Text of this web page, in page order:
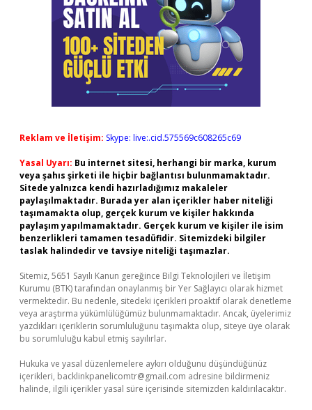
Reklam ve İletişim: Skype: live:.cid.575569c608265c69
Yasal Uyarı: Bu internet sitesi, herhangi bir marka, kurum
veya şahıs şirketi ile hiçbir bağlantısı bulunmamaktadır.
Sitede yalnızca kendi hazırladığımız makaleler
paylaşılmaktadır. Burada yer alan içerikler haber niteliği
taşımamakta olup, gerçek kurum ve kişiler hakkında
paylaşım yapılmamaktadır. Gerçek kurum ve kişiler ile isim
benzerlikleri tamamen tesadüfidir. Sitemizdeki bilgiler
taslak halindedir ve tavsiye niteliği taşımazlar.
Sitemiz, 5651 Sayılı Kanun gereğince Bilgi Teknolojileri ve İletişim
Kurumu (BTK) tarafından onaylanmış bir Yer Sağlayıcı olarak hizmet
vermektedir. Bu nedenle, sitedeki içerikleri proaktif olarak denetleme
veya araştırma yükümlülüğümüz bulunmamaktadır. Ancak, üyelerimiz
yazdıkları içeriklerin sorumluluğunu taşımakta olup, siteye üye olarak
bu sorumluluğu kabul etmiş sayılırlar.
Hukuka ve yasal düzenlemelere aykırı olduğunu düşündüğünüz
içerikleri, backlinkpanelicomtr@gmail.com adresine bildirmeniz
halinde, ilgili içerikler yasal süre içerisinde sitemizden kaldırılacaktır.